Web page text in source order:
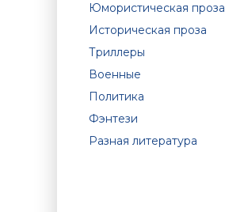
Юмористическая проза
Историческая проза
Триллеры
Военные
Политика
Фэнтези
Разная литература